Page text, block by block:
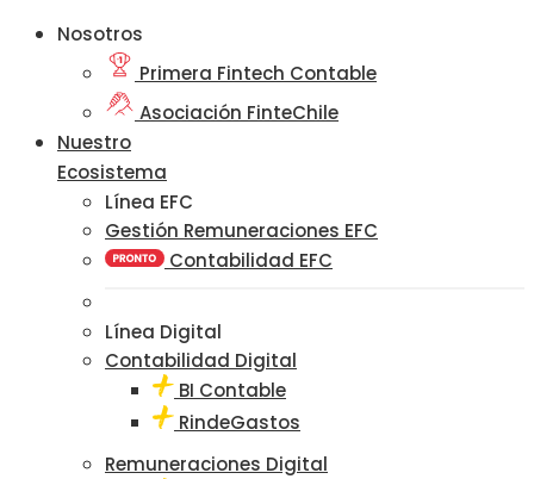
Nosotros
Primera Fintech Contable
Asociación FinteChile
Nuestro
Ecosistema
Línea EFC
Gestión Remuneraciones EFC
Contabilidad EFC
Línea Digital
Contabilidad Digital
BI Contable
RindeGastos
Remuneraciones Digital